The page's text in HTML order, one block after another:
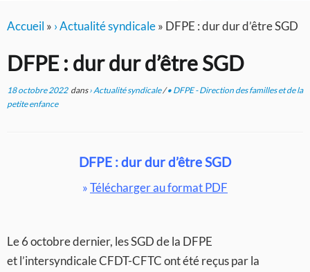
Accueil » › Actualité syndicale» DFPE : dur dur d’être SGD
DFPE : dur dur d’être SGD
18 octobre 2022dans› Actualité syndicale/• DFPE - Direction des familles et de la
petite enfance
DFPE : dur dur d’être SGD
»Télécharger au format PDF
Le 6 octobre dernier, les SGD de la DFPE
et l’intersyndicale CFDT-CFTC ont été reçus par la